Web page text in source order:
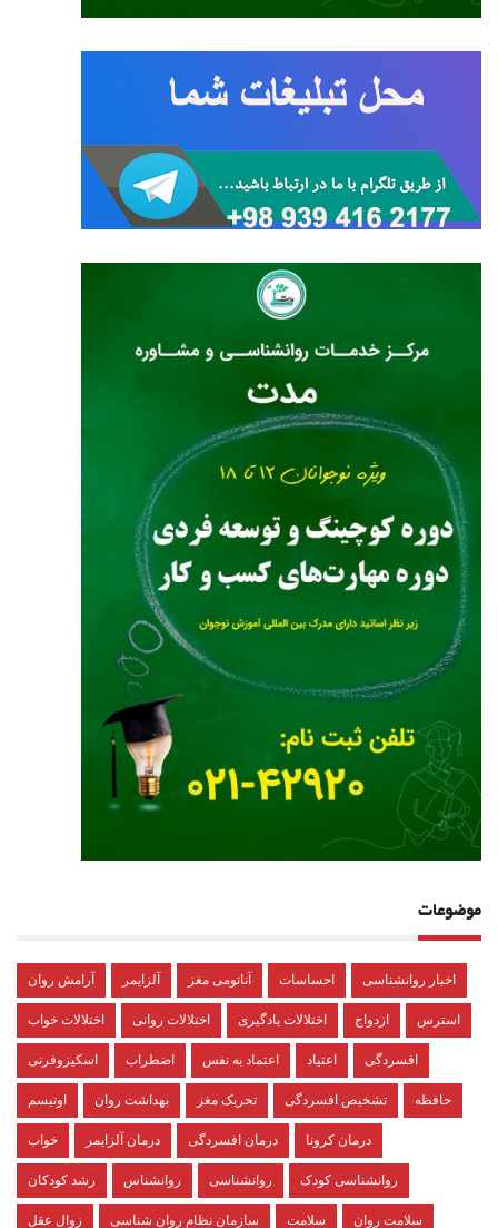
موضوعات
آرامش روان آلزایمر آناتومی مغز احساسات اخبار روانشناسی
اختلالات خواب اختلالات روانی اختلالات یادگیری ازدواج استرس
اسکیزوفرنی اضطراب اعتماد به نفس اعتیاد افسردگی
اوتیسم بهداشت روان تحریک مغز تشخیص افسردگی حافظه
خواب درمان آلزایمر درمان افسردگی درمان کرونا
رشد کودکان روانشناس روانشناسی روانشناسی کودک
زوال عقل سازمان نظام روان شناسی سلامت سلامت روان